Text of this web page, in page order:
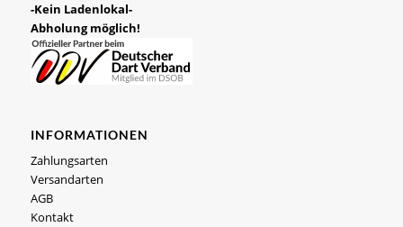
-Kein Ladenlokal-
Abholung möglich!
INFORMATIONEN
Zahlungsarten
Versandarten
AGB
Kontakt